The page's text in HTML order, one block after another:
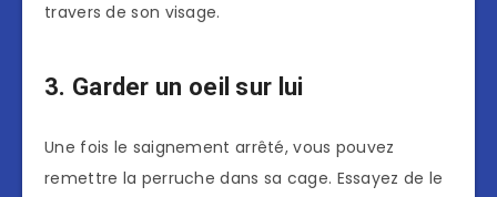
travers de son visage.
3. Garder un oeil sur lui
Une fois le saignement arrêté, vous pouvez
remettre la perruche dans sa cage. Essayez de le